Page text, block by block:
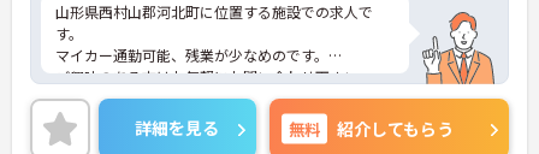
山形県西村山郡河北町に位置する施設での求人で
す。
マイカー通勤可能、残業が少なめのです。
ご興味のある方はお気軽にお問い合わせ下さい。
詳細を見る 無料 紹介してもらう